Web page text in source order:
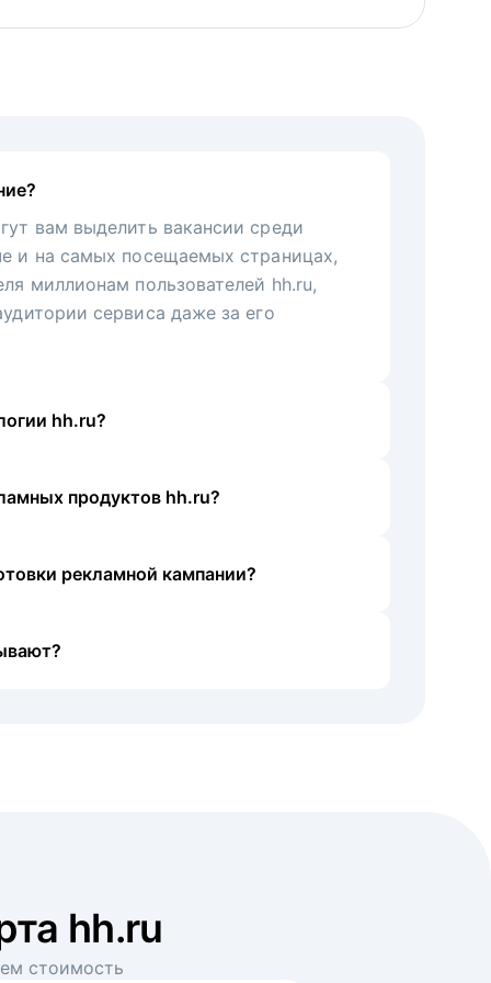
вам выделить вакансии среди
и на самых посещаемых страницах,
миллионам пользователей hh.ru,
сервиса даже за его
hh.ru?
продуктов hh.ru?
рекламной кампании?
hh.ru
стоимость